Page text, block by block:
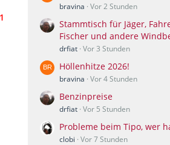
bravina Vor 2 Stunden
Stammtisch für Jäger,
Fischer und andere
drfiat Vor 3 Stunden
Höllenhitze 2026!
bravina Vor 4 Stunden
Benzinpreise
drfiat Vor 5 Stunden
Probleme beim Tipo, wer
clobi Vor 7 Stunden